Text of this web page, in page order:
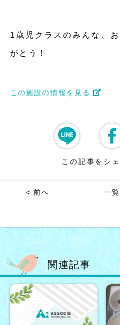
1歳児クラスのみんな、
がとう！
この施設の情報を見る
この記事をシ
< 前へ 一覧
関連記事